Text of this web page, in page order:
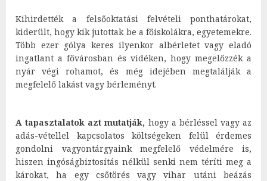
Kihirdették a felsőoktatási felvételi ponthatárokat,
kiderült, hogy kik jutottak be a főiskolákra, egyetemekre.
Több ezer gólya keres ilyenkor albérletet vagy eladó
ingatlant a fővárosban és vidéken, hogy megelőzzék a
nyár végi rohamot, és még idejében megtalálják a
megfelelő lakást vagy bérleményt.
A tapasztalatok azt mutatják, hogy a bérléssel vagy az
adás-vétellel kapcsolatos költségeken felül érdemes
gondolni vagyontárgyaink megfelelő védelmére is,
hiszen ingóságbiztosítás nélkül senki nem téríti meg a
károkat, ha egy csőtörés vagy vihar utáni beázás